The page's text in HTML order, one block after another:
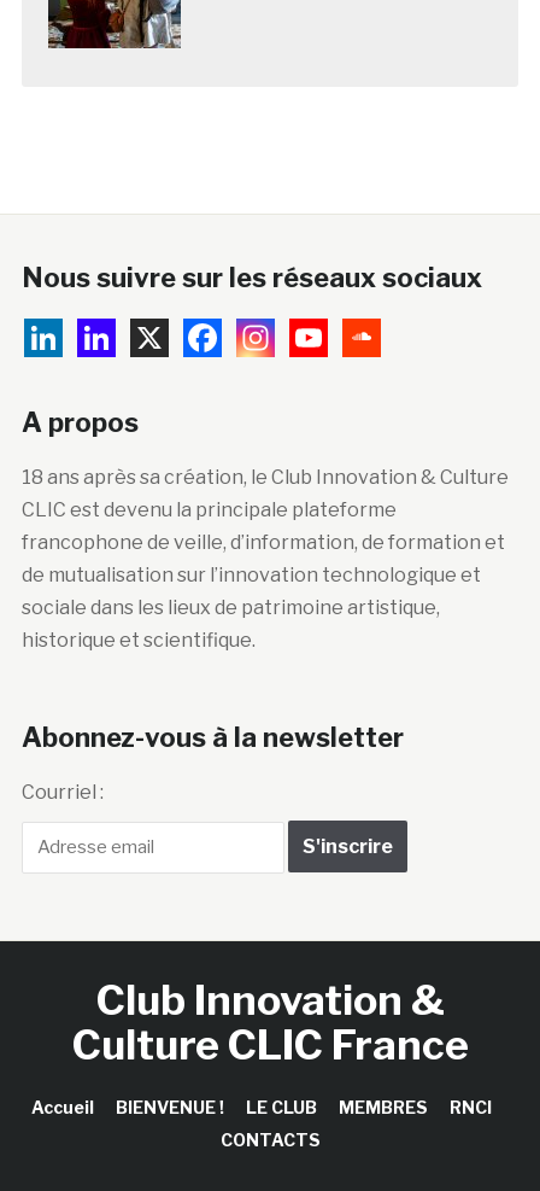
Nous suivre sur les réseaux sociaux
A propos
18 ans après sa création, le Club Innovation & Culture
CLIC est devenu la principale plateforme
francophone de veille, d’information, de formation et
de mutualisation sur l’innovation technologique et
sociale dans les lieux de patrimoine artistique,
historique et scientifique.
Abonnez-vous à la newsletter
Courriel :
Club Innovation &
Culture CLIC France
Accueil BIENVENUE ! LE CLUB MEMBRES
RNCI
CONTACTS